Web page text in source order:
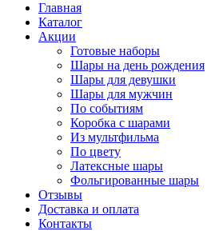
Главная
Каталог
Акции
Готовые наборы
Шары на день рождения
Шары для девушки
Шары для мужчин
По событиям
Коробка с шарами
Из мультфильма
По цвету
Латексные шары
Фольгированные шары
Отзывы
Доставка и оплата
Контакты